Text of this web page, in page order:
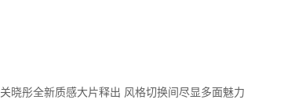
关晓彤全新质感大片释出 风格切换间尽显多面魅力